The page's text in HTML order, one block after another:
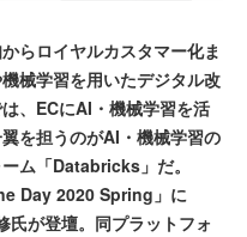
らロイヤルカスタマー化ま
械学習を用いたデジタル改
、ECにAI・機械学習を活
を担うのがAI・機械学習の
ム「Databricks」だ。
Day 2020 Spring」に
が登壇。同プラットフォ